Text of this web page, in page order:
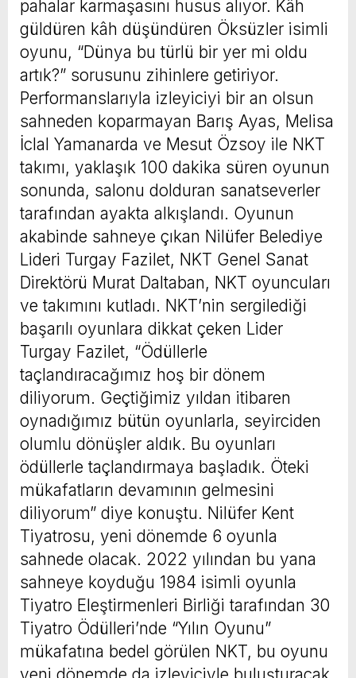
pahalar karmaşasını husus alıyor. Kâh
güldüren kâh düşündüren Öksüzler isimli
oyunu, “Dünya bu türlü bir yer mi oldu
artık?” sorusunu zihinlere getiriyor.
Performanslarıyla izleyiciyi bir an olsun
sahneden koparmayan Barış Ayas, Melisa
İclal Yamanarda ve Mesut Özsoy ile NKT
takımı, yaklaşık 100 dakika süren oyunun
sonunda, salonu dolduran sanatseverler
tarafından ayakta alkışlandı. Oyunun
akabinde sahneye çıkan Nilüfer Belediye
Lideri Turgay Fazilet, NKT Genel Sanat
Direktörü Murat Daltaban, NKT oyuncuları
ve takımını kutladı. NKT’nin sergilediği
başarılı oyunlara dikkat çeken Lider
Turgay Fazilet, “Ödüllerle
taçlandıracağımız hoş bir dönem
diliyorum. Geçtiğimiz yıldan itibaren
oynadığımız bütün oyunlarla, seyirciden
olumlu dönüşler aldık. Bu oyunları
ödüllerle taçlandırmaya başladık. Öteki
mükafatların devamının gelmesini
diliyorum” diye konuştu. Nilüfer Kent
Tiyatrosu, yeni dönemde 6 oyunla
sahnede olacak. 2022 yılından bu yana
sahneye koyduğu 1984 isimli oyunla
Tiyatro Eleştirmenleri Birliği tarafından 30
Tiyatro Ödülleri’nde “Yılın Oyunu”
mükafatına bedel görülen NKT, bu oyunu